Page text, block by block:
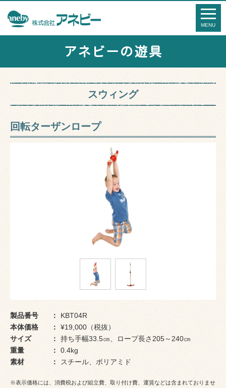
アネビーの遊具
スウィング
回転ターザンロープ
製品番号
KBT04R
本体価格
¥19,000（税抜）
サイズ
持ち手幅33.5㎝、ロープ長さ205～240㎝
重量
0.4kg
素材
スチール、ポリアミド
※表示価格には、消費税および組立費、取り付け費、運賃などは含まれておりませ